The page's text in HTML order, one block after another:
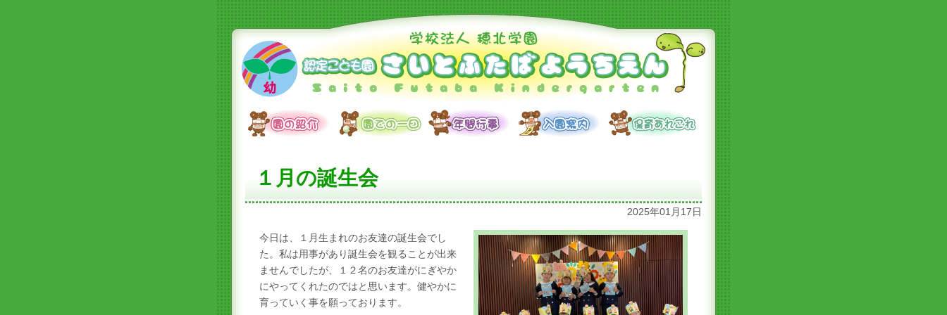
１月の誕生会
2025年01月17日
今日は、１月生まれのお友達の誕生会でし
た。私は用事があり誕生会を観ることが出来
ませんでしたが、１２名のお友達がにぎやか
にやってくれたのではと思います。健やかに
育っていく事を願っております。